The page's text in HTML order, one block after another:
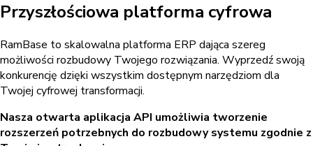
Przyszłościowa platforma cyfrowa
RamBase to skalowalna platforma ERP dająca szereg
możliwości rozbudowy Twojego rozwiązania. Wyprzedź swoją
konkurencję dzięki wszystkim dostępnym narzędziom dla
Twojej cyfrowej transformacji.
Nasza otwarta aplikacja API umożliwia tworzenie
rozszerzeń potrzebnych do rozbudowy systemu zgodnie z